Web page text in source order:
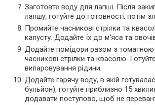
Заготовте воду для лапші. Після
лапшу, готуйте до готовності, потім
Промийте часникові стрілки та
капусту. Додайте їх до м'яса та
Додайте помідори разом з
часникові стрілки та квасолю.
випаровування рідини.
Додайте гарячу воду, в якій
бульйон), готуйте приблизно 15
додавати поступово, щоб не